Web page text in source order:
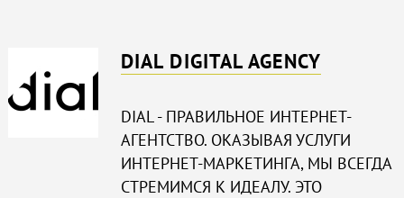
DIAL DIGITAL AGENCY
DIAL - ПРАВИЛЬНОЕ ИНТЕРНЕТ-
АГЕНТСТВО. ОКАЗЫВАЯ УСЛУГИ
ИНТЕРНЕТ-МАРКЕТИНГА, МЫ ВСЕГДА
СТРЕМИМСЯ К ИДЕАЛУ. ЭТО